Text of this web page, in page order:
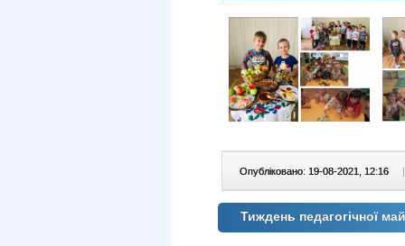
Опубліковано: 19-08-2021, 12:16 |
Тиждень педагогічної